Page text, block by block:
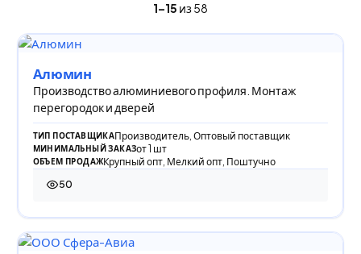
1–15 из 58
Алюмин
Производство алюминиевого профиля. Монтаж
перегородок и дверей
ТИП ПОСТАВЩИКАПроизводитель, Оптовый поставщик
МИНИМАЛЬНЫЙ ЗАКАЗот 1 шт
ОБЪЕМ ПРОДАЖКрупный опт, Мелкий опт, Поштучно
50
50 просмотров